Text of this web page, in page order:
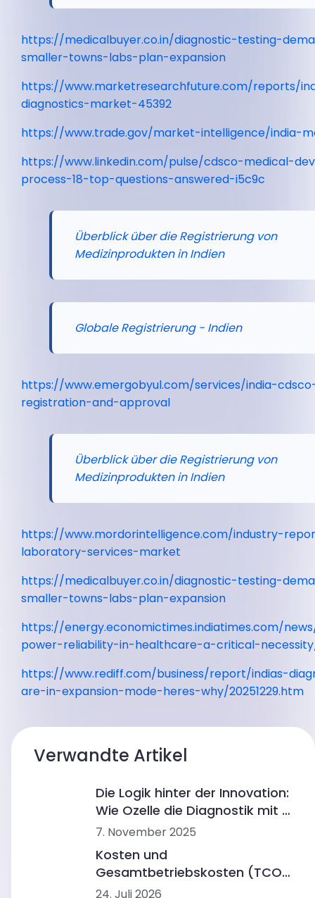
https://medicalbuyer.co.in/diagnostic-testing-
smaller-towns-labs-plan-expansion
https://www.marketresearchfuture.com/reports/
diagnostics-market-45392
https://www.trade.gov/market-intelligence/india-
https://www.linkedin.com/pulse/cdsco-medical-
process-18-top-questions-answered-i5c9c
Überblick über die Registrierung von
Medizinprodukten in Indien
Globale Registrierung - Indien
https://www.emergobyul.com/services/india-
registration-and-approval
Überblick über die Registrierung von
Medizinprodukten in Indien
https://www.mordorintelligence.com/industry-
laboratory-services-market
https://medicalbuyer.co.in/diagnostic-testing-
smaller-towns-labs-plan-expansion
https://energy.economictimes.indiatimes.com/
power-reliability-in-healthcare-a-critical-
https://www.rediff.com/business/report/indias-
are-in-expansion-mode-heres-why/20251229.htm
Verwandte Artikel
Die Logik hinter der Innovation:
Wie Ozelle die Diagnostik mit KI
und CBM umgestaltet
7. November 2025
Kosten und
Gesamtbetriebskosten (TCO)
von CBC-Analysegeräten:
24. Juli 2026